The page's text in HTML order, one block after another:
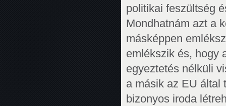
politikai feszültség
Mondhatnám azt a
másképpen
emlékszik és, hogy
egyeztetés nélküli
a másik az EU által
bizonyos iroda